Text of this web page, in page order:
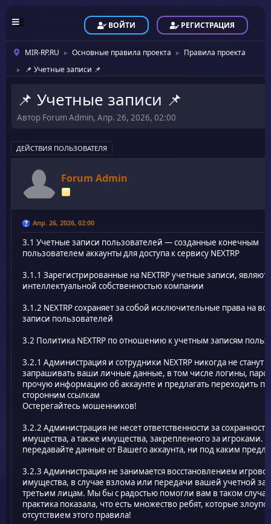
ВОЙТИ РЕГИСТРАЦИЯ
MIR-RP.RU ► Основные правила проекта ► Правила проекта
► 📌 Учетные записи 📌
📌 Учетные записи 📌
Автор Forum Admin, Апр. 26, 2026, 02:00
ДЕЙСТВИЯ ПОЛЬЗОВАТЕЛЯ
Forum Admin
Апр. 26, 2026, 02:00
3.1 Учетные записи пользователей — созданные конечным
пользователем аккаунты для доступа к сервису NEXTRP
3.1.1 Зарегистрированные на NEXTRP учетные записи,
интеллектуальной собственностью компании
3.1.2 NEXTRP сохраняет за собой исключительные права на
записи пользователей
3.2 Политика NEXTRP по отношению к учетным записям
3.2.1 Администрация и сотрудники NEXTRP никогда не станут
запрашивать ваши личные данные, в том числе логины,
прочую информацию об аккаунте и предлагать переходить по
сторонним ссылкам
Остерегайтесь мошенников!
3.2.2 Администрация не несет ответственности за
имущества, а также имущества, закрепленного за игроками.
передавайте данные от Вашего аккаунта, ни под каким
3.2.3 Администрация не занимается восстановлением
имущества, в случае взлома или передачи вашей учетной
третьим лицам. Мы бы с радостью помогли вам в таком
практика показала, что есть множество ребят, которые
отсутствием этого правила!